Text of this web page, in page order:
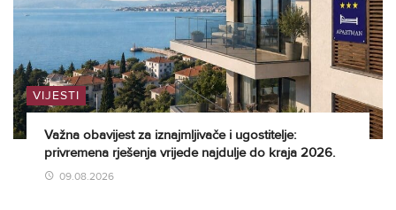
VIJESTI
Važna obavijest za iznajmljivače i ugostitelje:
privremena rješenja vrijede najdulje do kraja 2026.
09.08.2026